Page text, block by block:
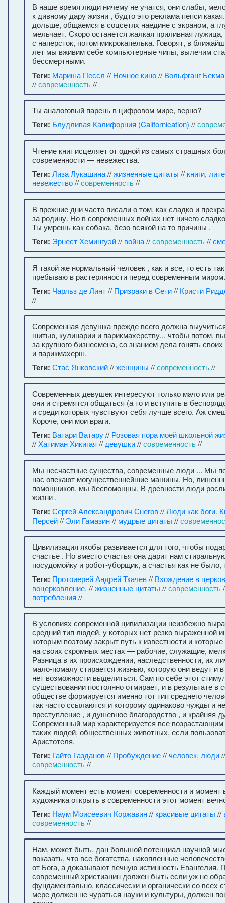
В наше время люди ничему не учатся, они слабы,
к дивному дару жизни , будто это реклама пепси
дольше, общаемся в соцсетях наедине с экраном, а
мельчает. Скоро останется жалкая приливная
с наперсток, потом микрокапелька. Говорят, в
лет мы вживим себе компьютерные чипы, вылечим
бессмертными.
Теги: Мариша Пессл // Ночное кино// Вольфганг
//современность//
Ты аналоговый парень в цифровом мире, верно?
Теги: Блудливая Калифорния (Californication) //
Чтение книг исцеляет от одной из самых страшных
современности — невежества.
Теги: Лиза Лукашина//жизненные цитаты // книги,
невежество//современность//
В прежние дни часто писали о том, как сладко и
за родину. Но в современных войнах нет ничего
Ты умрешь как собака, безо всякой на то причины .
Теги: Эрнест Хемингуэй// война//современность//
Я такой же нормальный человек , как и все, то есть
пребываю в растерянности перед современным миром.
Теги: Чарльз де Линт// Призраки в Сети// Кристи
//
Современная девушка прежде всего должна
шитью, кулинарии и парикмахерству... чтобы потом,
за крупного бизнесмена, со знанием дела гонять
и парикмахерш.
Теги: Стас Янковский//женщины //современность//
Современных девушек интересуют только мачо или
они и стремятся общаться (а то и вступить в
и среди которых чувствуют себя лучше всего. Аж
Короче, они мои враги.
Теги: Ватари Ватару// Розовая пора моей школьной
// Хатиман Хикигая // девушки//современность//
Мы несчастные существа, современные люди ... Мы
нас опекают могущественнейшие машины. Но,
помощников, мы беспомощны. В древности люди
жизни .
Теги: Сергей Александрович Снегов//Люди как боги.
Персей// Эли Гамазин// мудрые цитаты //
Цивилизация якобы развивается для того, чтобы
счастье . Но вместо счастья она дарит нам
посудомойку и робот-уборщик, а счастья как не было,
Теги: Протоиерей Андрей Ткачев// Вхождение в
воцерковление. //жизненные цитаты //современность
потребления //
В условиях современной цивилизации неизбежно
средний тип людей, у которых нет резко выраженной
которым поэтому закрыт путь к известности и
на своих скромных местах — рабочие, служащие,
Разница в их происхождении, наследственности, их
мало-помалу стирается жизнью, которую они ведут и
нет возможности выделиться. Сам по себе этот
существовании постоянно отмирает, и в результате в
обществе формируется именно тот тип среднего
так часто ссылаются и которому одинаково чужды и
преступление , и душевное благородство , и крайняя
Современный мир характеризуется все
таких людей, общественных животных, если
Аристотеля.
Теги: Гайто Газданов// Пробуждение//человек, люди
современность//
Каждый момент есть момент современности и момент
художника открыть в современности этот момент
Теги: Наум Моисеевич Коржавин// красивые цитаты //
современность//
Нам, может быть, дан большой потенциал научной
показать, что все богатства, накопленные
от Бога, а доказывают вечную истинность Евангелия.
современный христианин должен быть если уж не
фундаментально, классически и органически со всех
мере должен не чураться науки и культуры, должен